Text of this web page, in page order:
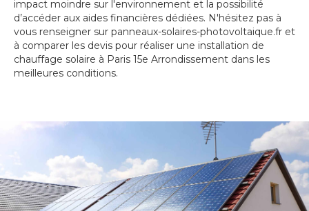
impact moindre sur l'environnement et la possibilité
d’accéder aux aides financières dédiées. N'hésitez pas à
vous renseigner sur panneaux-solaires-photovoltaique.fr et
à comparer les devis pour réaliser une installation de
chauffage solaire à Paris 15e Arrondissement dans les
meilleures conditions.